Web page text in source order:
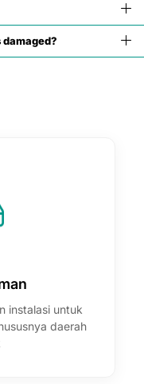
instalasi untuk
daerah